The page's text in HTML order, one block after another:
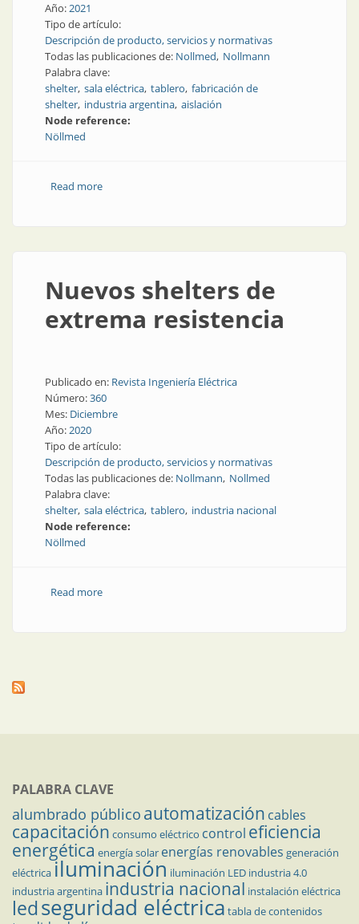
Año:2021
Tipo de artículo:
Descripción de producto, servicios y normativas
Todas las publicaciones de: Nollmed Nollmann
Palabra clave:
shelter sala eléctrica tablero fabricación de
shelter industria argentina aislación
Node reference:
Nöllmed
Read moreabout Shelters a prueba de balas
Nuevos shelters de
extrema resistencia
Publicado en: Revista Ingeniería Eléctrica
Número:360
Mes: Diciembre
Año:2020
Tipo de artículo:
Descripción de producto, servicios y normativas
Todas las publicaciones de: Nollmann Nollmed
Palabra clave:
shelter sala eléctrica tablero industria nacional
Node reference:
Nöllmed
Read moreabout Nuevos shelters de extrema resistencia
PALABRA CLAVE
alumbrado público automatización cables
capacitación consumo eléctrico control eficiencia
energética energía solar energías renovables generación
eléctricailuminación iluminación LED industria 4.0
industria argentina industria nacional instalación eléctrica
ledseguridad eléctrica tabla de contenidos